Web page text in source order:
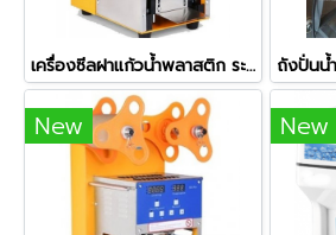
เครื่องซีลฝาแก้วน้ำพลาสติก ระบบอัตโนมัติ รุ่น ZF-07
New New